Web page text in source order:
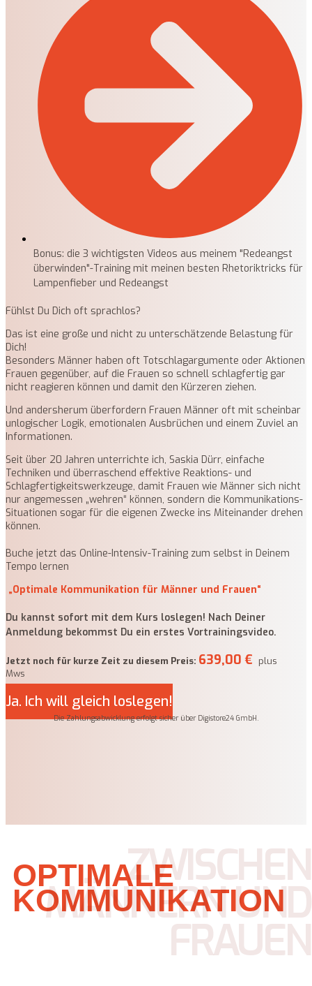
Bonus: die 3 wichtigsten Videos aus meinem "Redeangst
überwinden"-Training mit meinen besten Rhetoriktricks für
Lampenfieber und Redeangst
Fühlst Du Dich oft sprachlos?
Das ist eine große und nicht zu unterschätzende Belastung für
Dich!
Besonders Männer haben oft Totschlagargumente oder Aktionen
Frauen gegenüber, auf die Frauen so schnell schlagfertig gar
nicht reagieren können und damit den Kürzeren ziehen.
Und andersherum überfordern Frauen Männer oft mit scheinbar
unlogischer Logik, emotionalen Ausbrüchen und einem Zuviel an
Informationen.
Seit über 20 Jahren unterrichte ich, Saskia Dürr, einfache
Techniken und überraschend effektive Reaktions- und
Schlagfertigkeitswerkzeuge, damit Frauen wie Männer sich nicht
nur angemessen „wehren“ können, sondern die Kommunikations-
Situationen sogar für die eigenen Zwecke ins Miteinander drehen
können.
Buche jetzt das Online-Intensiv-Training zum selbst in Deinem
Tempo lernen
„Optimale Kommunikation für Männer und Frauen“
Du kannst sofort mit dem Kurs loslegen! Nach Deiner
Anmeldung bekommst Du ein erstes Vortrainingsvideo.
Jetzt noch für kurze Zeit zu diesem Preis: 639,00 € plus
Mws
Ja. Ich will gleich loslegen!
Die Zahlungsabwicklung erfolgt sicher über Digistore24 GmbH.
OPTIMALE
KOMMUNIKATION
ZWISCHEN
MÄNNERN UND
FRAUEN